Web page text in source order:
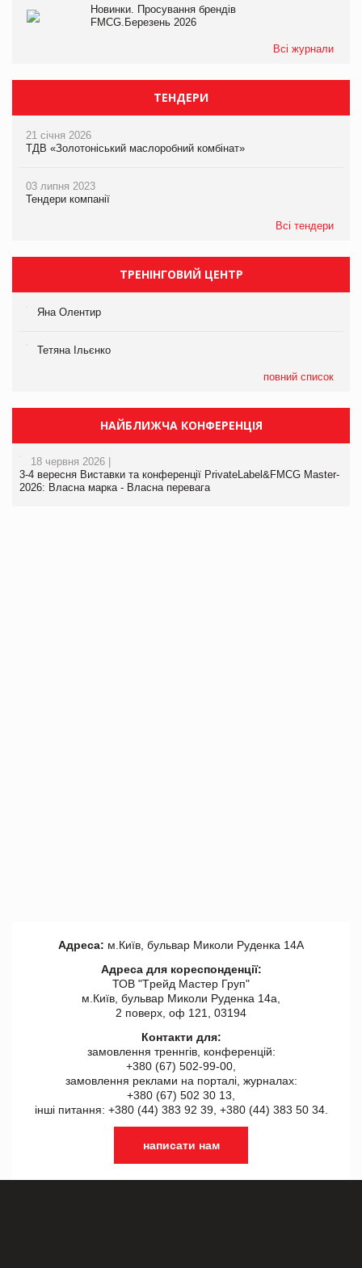
Новинки. Просування брендів
FMCG.Березень 2026
Всі журнали
ТЕНДЕРИ
21 січня 2026
ТДВ «Золотоніський маслоробний комбінат»
03 липня 2023
Тендери компанії
Всі тендери
ТРЕНІНГОВИЙ ЦЕНТР
Яна Олентир
Тетяна Ільєнко
повний список
НАЙБЛИЖЧА КОНФЕРЕНЦІЯ
18 червня 2026 |
3-4 вересня Виставки та конференції PrivateLabel&FMCG Master-
2026: Власна марка - Власна перевага
Адреса: м.Київ, бульвар Миколи Руденка 14А
Адреса для кореспонденції:
ТОВ "Tрейд Мастер Груп"
м.Київ, бульвар Миколи Руденка 14а,
2 поверх, оф 121, 03194
Контакти для:
замовлення треннгів, конференцій:
+380 (67) 502-99-00,
замовлення реклами на порталі, журналах:
+380 (67) 502 30 13,
інші питання: +380 (44) 383 92 39, +380 (44) 383 50 34.
написати нам